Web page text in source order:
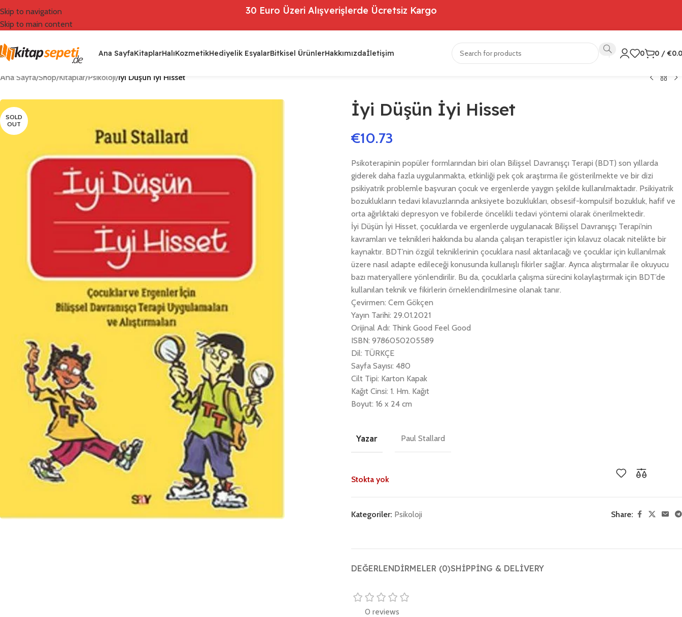
Skip to navigation
Skip to main content
30 Euro Üzeri Alışverişlerde Ücretsiz Kargo
Ana SayfaKitaplarHalıKozmetikHediyelik EsyalarBitkisel ÜrünlerHakkımızdaİletişim 0 0 / €
Ana Sayfa/Shop/Kitaplar/Psikoloji/İyi Düşün İyi Hisset
SOLD
OUT
İyi Düşün İyi Hisset
€10.73
Psikoterapinin popüler formlarından biri olan Bilişsel Davranışçı Terapi (BDT) son yıllarda
giderek daha fazla uygulanmakta, etkinliği pek çok araştırma ile gösterilmekte ve bir dizi
psikiyatrik problemle başvuran çocuk ve ergenlerde yaygın şekilde kullanılmaktadır. Psikiyatrik
bozuklukların tedavi kılavuzlarında anksiyete bozuklukları, obsesif-kompulsif bozukluk, hafif ve
orta ağırlıktaki depresyon ve fobilerde öncelikli tedavi yöntemi olarak önerilmektedir.
İyi Düşün İyi Hisset, çocuklarda ve ergenlerde uygulanacak Bilişsel Davranışçı Terapi’nin
kavramları ve teknikleri hakkında bu alanda çalışan terapistler için kılavuz olacak nitelikte bir
kaynaktır. BDT’nin özgül tekniklerinin çocuklara nasıl aktarılacağı ve çocuklar için kullanılmak
üzere nasıl adapte edileceği konusunda kullanışlı fikirler sağlar. Ayrıca alıştırmalar ile okuyucu
bazı materyallere yönlendirilir. Bu da, çocuklarla çalışma sürecini kolaylaştırmak için BDT’de
kullanılan teknik ve fikirlerin örneklendirilmesine olanak tanır.
Çevirmen: Cem Gökçen
Yayın Tarihi: 29.01.2021
Orijinal Adı: Think Good Feel Good
ISBN: 9786050205589
Dil: TÜRKÇE
Sayfa Sayısı: 480
Cilt Tipi: Karton Kapak
Kağıt Cinsi: 1. Hm. Kağıt
Boyut: 16 x 24 cm
Yazar Paul Stallard
Stokta yok
Kategoriler: Psikoloji Share:
DEĞERLENDIRMELER (0)SHIPPING & DELIVERY
0 reviews